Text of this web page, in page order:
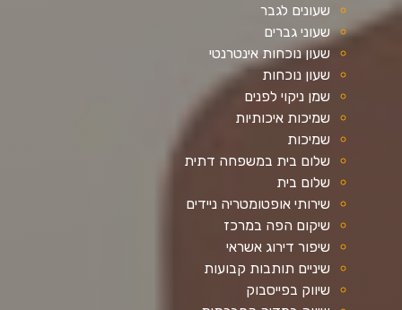
שעונים לגבר
שעוני גברים
שעון נוכחות אינטרנטי
שעון נוכחות
שמן ניקוי לפנים
שמיכות איכותיות
שמיכות
שלום בית במשפחה דתית
שלום בית
שירותי אופטומטריה ניידים
שיקום הפה במרכז
שיפור דירוג אשראי
שיניים תותבות קבועות
שיווק בפייסבוק